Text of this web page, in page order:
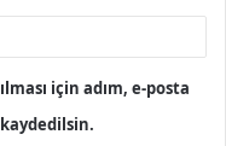
için adım, e-posta